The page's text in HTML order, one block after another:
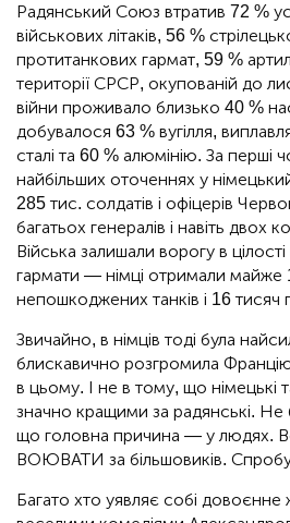
Радянський Союз втратив 72 %
військових літаків, 56 %
протитанкових гармат, 59 %
території СРСР, окупованій до
війни проживало близько 40 %
добувалося 63 % вугілля,
сталі та 60 % алюмінію. За перші
найбільших оточеннях у
285 тис. солдатів і офіцерів
багатьох генералів і навіть двох
Війська залишали ворогу в
гармати — німці отримали майже
непошкоджених танків і 16 тисяч
Звичайно, в німців тоді була
блискавично розгромила
в цьому. І не в тому, що німецькі
значно кращими за радянські. Не
що головна причина — у людях.
ВОЮВАТИ за більшовиків.
Багато хто уявляє собі